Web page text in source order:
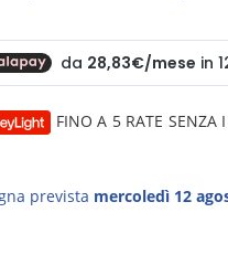
FINO A 5 RATE SENZA
prevista mercoledì 12